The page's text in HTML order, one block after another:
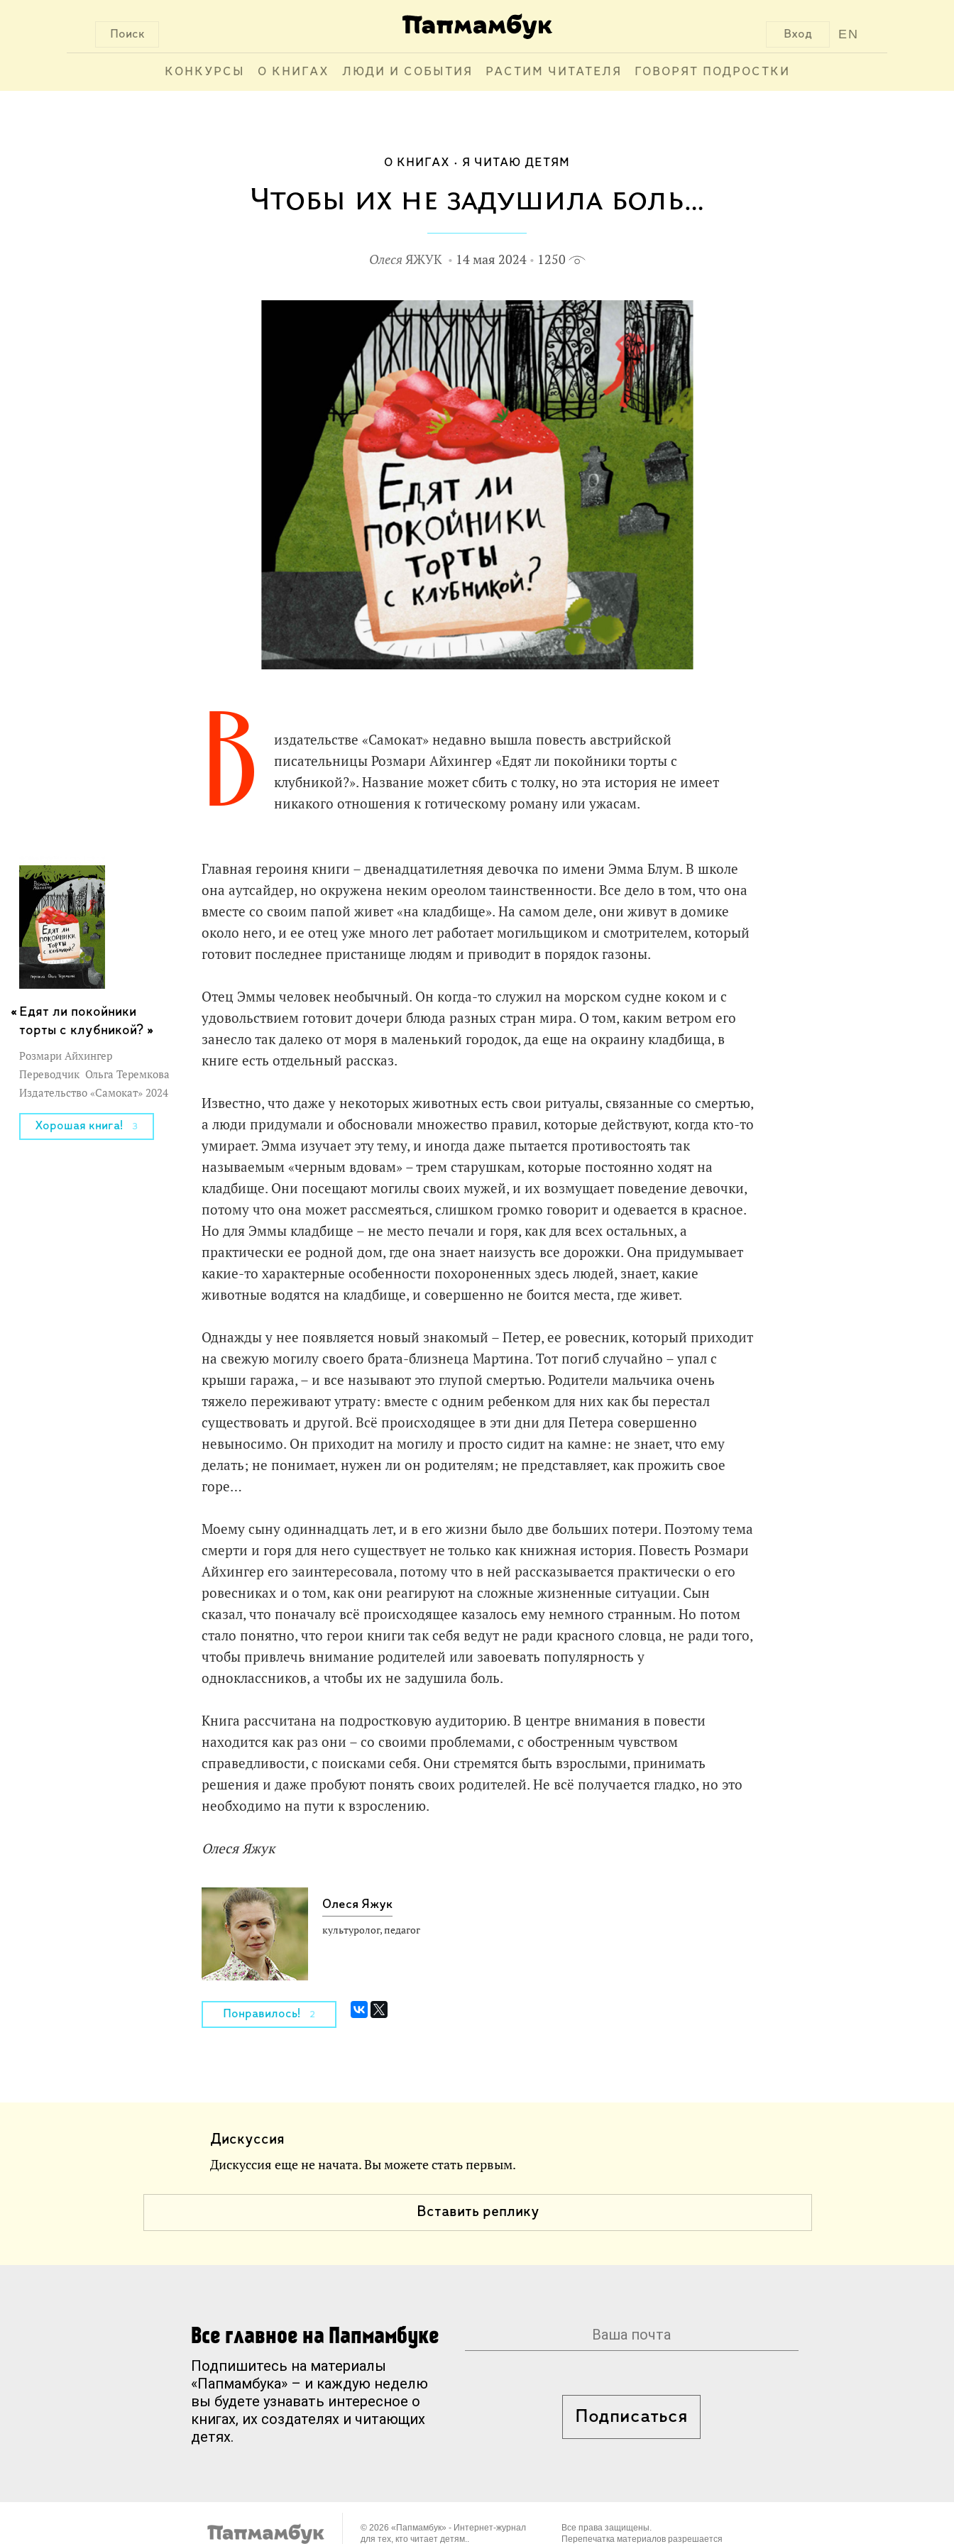
Поиск EN
Вход
КОНКУРСЫ О КНИГАХ ЛЮДИ И СОБЫТИЯ РАСТИМ ЧИТАТЕЛЯ ГОВОРЯТ ПОДРОСТКИ
О КНИГАХ Я ЧИТАЮ ДЕТЯМ
Чтобы их не задушила боль…
Олеся ЯЖУК 14 мая 2024 1250
В
издательстве «Самокат» недавно вышла повесть австрийской
писательницы Розмари Айхингер «Едят ли покойники торты с
клубникой?». Название может сбить с толку, но эта история не имеет
никакого отношения к готическому роману или ужасам.
Едят ли покойники
торты с клубникой? »
Розмари Айхингер
Переводчик Ольга Теремкова
Издательство «Самокат» 2024
Хорошая книга! 3
Главная героиня книги – двенадцатилетняя девочка по имени Эмма Блум. В школе
она аутсайдер, но окружена неким ореолом таинственности. Все дело в том, что она
вместе со своим папой живет «на кладбище». На самом деле, они живут в домике
около него, и ее отец уже много лет работает могильщиком и смотрителем, который
готовит последнее пристанище людям и приводит в порядок газоны.
Отец Эммы человек необычный. Он когда-то служил на морском судне коком и с
удовольствием готовит дочери блюда разных стран мира. О том, каким ветром его
занесло так далеко от моря в маленький городок, да еще на окраину кладбища, в
книге есть отдельный рассказ.
Известно, что даже у некоторых животных есть свои ритуалы, связанные со смертью,
а люди придумали и обосновали множество правил, которые действуют, когда кто-то
умирает. Эмма изучает эту тему, и иногда даже пытается противостоять так
называемым «черным вдовам» – трем старушкам, которые постоянно ходят на
кладбище. Они посещают могилы своих мужей, и их возмущает поведение девочки,
потому что она может рассмеяться, слишком громко говорит и одевается в красное.
Но для Эммы кладбище – не место печали и горя, как для всех остальных, а
практически ее родной дом, где она знает наизусть все дорожки. Она придумывает
какие-то характерные особенности похороненных здесь людей, знает, какие
животные водятся на кладбище, и совершенно не боится места, где живет.
Однажды у нее появляется новый знакомый – Петер, ее ровесник, который приходит
на свежую могилу своего брата-близнеца Мартина. Тот погиб случайно – упал с
крыши гаража, – и все называют это глупой смертью. Родители мальчика очень
тяжело переживают утрату: вместе с одним ребенком для них как бы перестал
существовать и другой. Всё происходящее в эти дни для Петера совершенно
невыносимо. Он приходит на могилу и просто сидит на камне: не знает, что ему
делать; не понимает, нужен ли он родителям; не представляет, как прожить свое
горе…
Моему сыну одиннадцать лет, и в его жизни было две больших потери. Поэтому тема
смерти и горя для него существует не только как книжная история. Повесть Розмари
Айхингер его заинтересовала, потому что в ней рассказывается практически о его
ровесниках и о том, как они реагируют на сложные жизненные ситуации. Сын
сказал, что поначалу всё происходящее казалось ему немного странным. Но потом
стало понятно, что герои книги так себя ведут не ради красного словца, не ради того,
чтобы привлечь внимание родителей или завоевать популярность у
одноклассников, а чтобы их не задушила боль.
Книга рассчитана на подростковую аудиторию. В центре внимания в повести
находится как раз они – со своими проблемами, с обостренным чувством
справедливости, с поисками себя. Они стремятся быть взрослыми, принимать
решения и даже пробуют понять своих родителей. Не всё получается гладко, но это
необходимо на пути к взрослению.
Олеся Яжук
Олеся Яжук
культуролог, педагог
Понравилось! 2
Дискуссия
Дискуссия еще не начата. Вы можете стать первым.
Вставить реплику
Все главное на Папмамбуке
Подпишитесь на материалы
«Папмамбука» – и каждую неделю
вы будете узнавать интересное о
книгах, их создателях и читающих
детях.
Подписаться
© 2026 «Папмамбук» - Интернет-журнал
для тех, кто читает детям..
Все права защищены.
Перепечатка материалов разрешается